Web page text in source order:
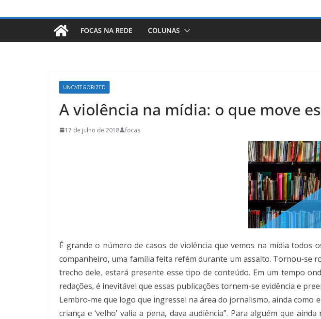
FOCAS NA REDE COLUNAS
UNCATEGORIZED
A violência na mídia: o que move
17 de julho de 2018 focas
É grande o número de casos de violência que vemos na mídia todos
companheiro, uma família feita refém durante um assalto. Tornou-se
trecho dele, estará presente esse tipo de conteúdo. Em um tempo
redações, é inevitável que essas publicações tornem-se evidência e
Lembro-me que logo que ingressei na área do jornalismo, ainda como
criança e ‘velho’ valia a pena, dava audiência”. Para alguém que